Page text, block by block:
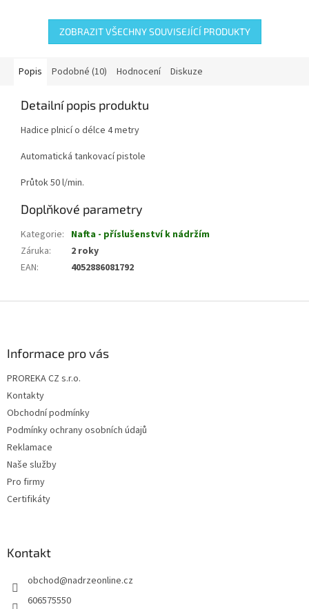
ZOBRAZIT VŠECHNY SOUVISEJÍCÍ PRODUKTY
Popis Podobné (10) Hodnocení Diskuze
Detailní popis produktu
Hadice plnicí o délce 4 metry
Automatická tankovací pistole
Průtok 50 l/min.
Doplňkové parametry
Kategorie: Nafta - příslušenství k nádržím
Záruka:
2 roky
EAN: 4052886081792
Informace pro vás
PROREKA CZ s.r.o.
Kontakty
Obchodní podmínky
Podmínky ochrany osobních údajů
Reklamace
Naše služby
Pro firmy
Certifikáty
Kontakt
obchod@nadrzeonline.cz
606575550